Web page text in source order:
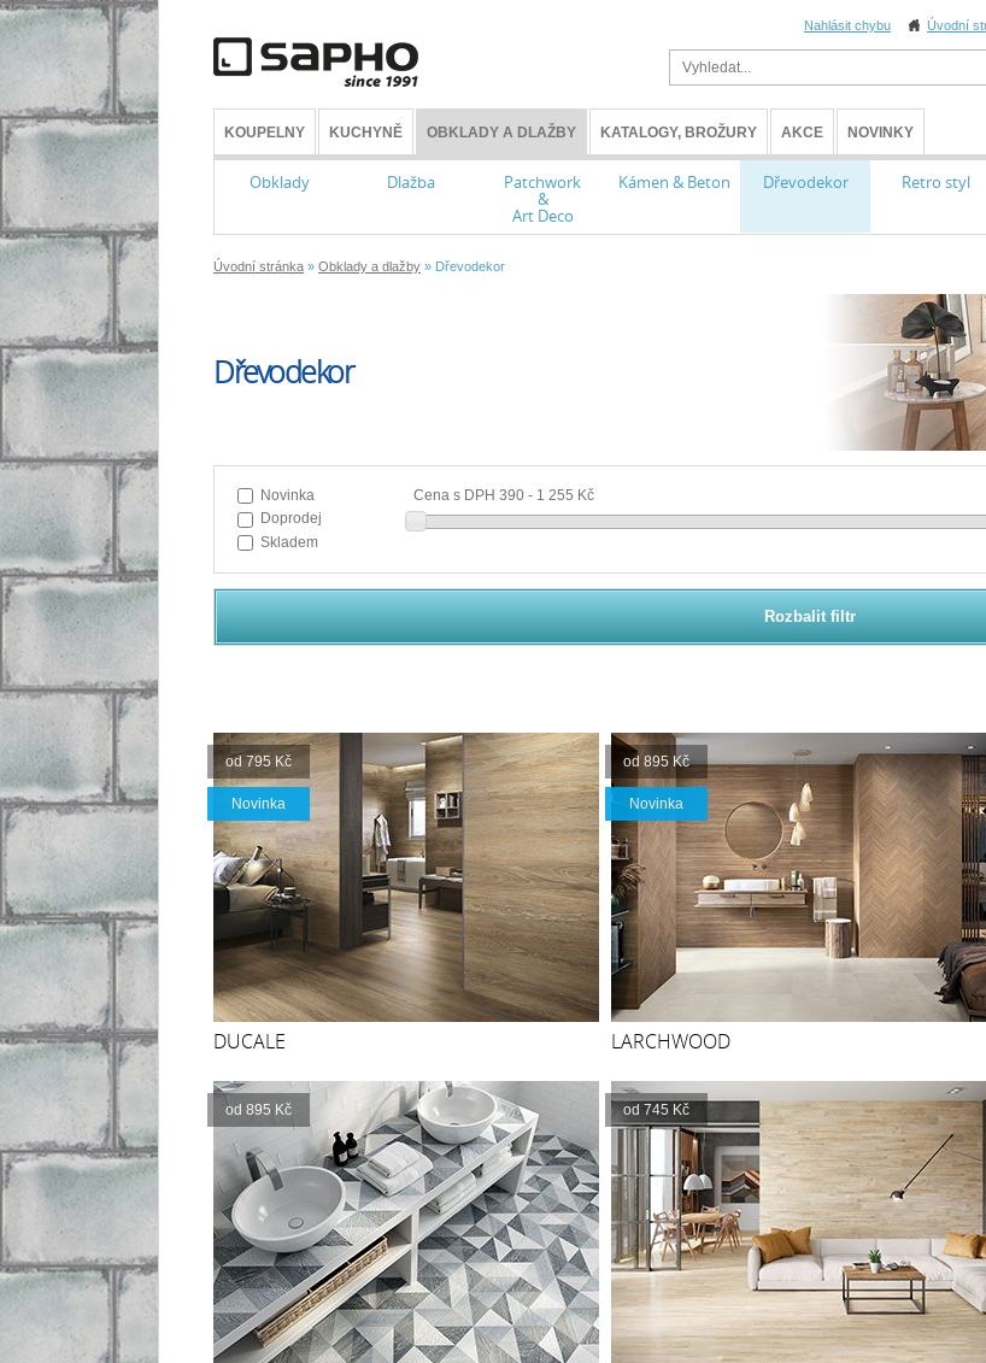
Nahlásit chybu Úvodní
KOUPELNY KUCHYNĚ OBKLADY A DLAŽBY KATALOGY, BROŽURY AKCE NOVINKY
Obklady Dlažba Patchwork
&
Art Deco
Kámen & Beton Dřevodekor Retro styl
Úvodní stránka » Obklady a dlažby » Dřevodekor
Dřevodekor
Novinka
Doprodej
Skladem
Cena s DPH 390 - 1 255 Kč
Rozbalit filtr
od 795 Kč
Novinka
DUCALE
od 895 Kč
Novinka
LARCHWOOD
od 895 Kč od 745 Kč